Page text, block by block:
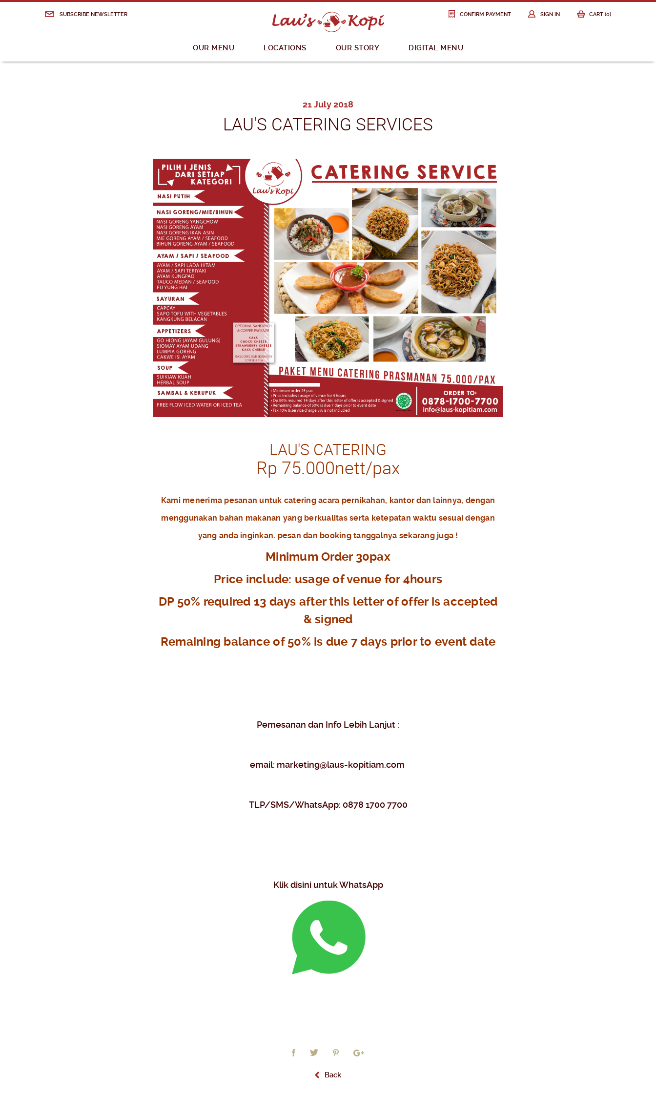
SUBSCRIBE NEWSLETTER CONFIRM PAYMENT SIGN IN CART (0)
OUR MENU LOCATIONS OUR STORY DIGITAL MENU
21 July 2018
LAU'S CATERING SERVICES
LAU'S CATERING
Rp 75.000nett/pax
Kami menerima pesanan untuk catering acara pernikahan, kantor dan lainnya, dengan
menggunakan bahan makanan yang berkualitas serta ketepatan waktu sesuai dengan
yang anda inginkan. pesan dan booking tanggalnya sekarang juga !
Minimum Order 30pax
Price include: usage of venue for 4hours
DP 50% required 13 days after this letter of offer is accepted
& signed
Remaining balance of 50% is due 7 days prior to event date
Pemesanan dan Info Lebih Lanjut :
email: marketing@laus-kopitiam.com
TLP/SMS/WhatsApp: 0878 1700 7700
Klik disini untuk WhatsApp
Back